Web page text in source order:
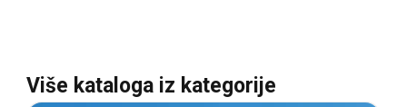
Više kataloga iz kategorije